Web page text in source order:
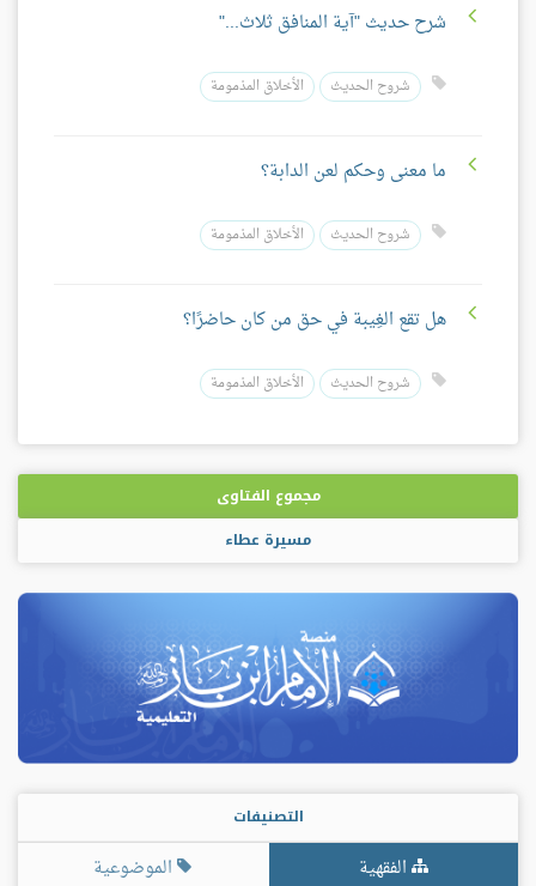
شرح حديث "آية المنافق ثلاث..."
شروح الحديث الأخلاق المذمومة
ما معنى وحكم لعن الدابة؟
شروح الحديث الأخلاق المذمومة
هل تقع الغِيبة في حق من كان حاضرًا؟
شروح الحديث الأخلاق المذمومة
مجموع الفتاوى
مسيرة عطاء
التصنيفات
الفقهية
الموضوعية